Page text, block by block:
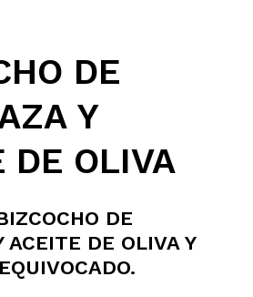
DE
Y
DE OLIVA
DE
ACEITE DE OLIVA Y